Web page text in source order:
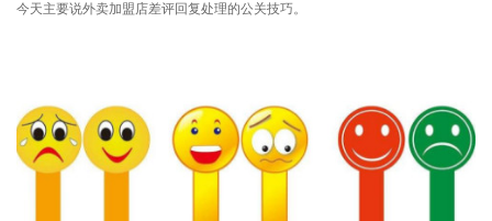
今天主要说外卖加盟店差评回复处理的公关技巧。